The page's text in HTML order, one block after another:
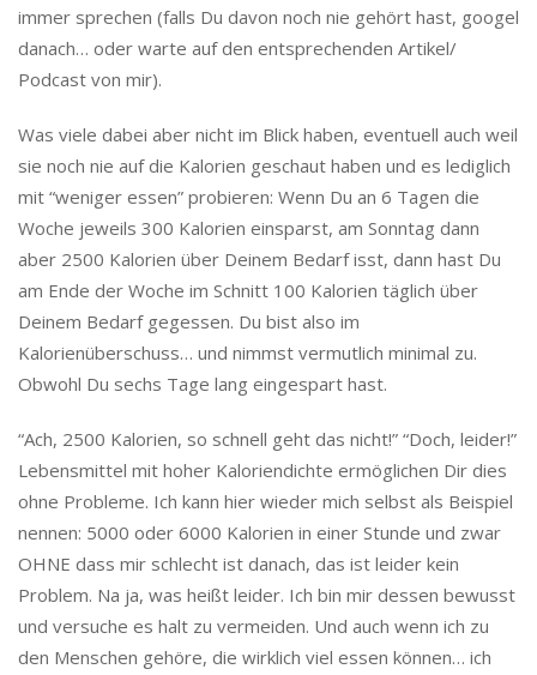
immer sprechen (falls Du davon noch nie gehört hast, googel
danach… oder warte auf den entsprechenden Artikel/
Podcast von mir).
Was viele dabei aber nicht im Blick haben, eventuell auch weil
sie noch nie auf die Kalorien geschaut haben und es lediglich
mit “weniger essen” probieren: Wenn Du an 6 Tagen die
Woche jeweils 300 Kalorien einsparst, am Sonntag dann
aber 2500 Kalorien über Deinem Bedarf isst, dann hast Du
am Ende der Woche im Schnitt 100 Kalorien täglich über
Deinem Bedarf gegessen. Du bist also im
Kalorienüberschuss… und nimmst vermutlich minimal zu.
Obwohl Du sechs Tage lang eingespart hast.
“Ach, 2500 Kalorien, so schnell geht das nicht!” “Doch, leider!”
Lebensmittel mit hoher Kaloriendichte ermöglichen Dir dies
ohne Probleme. Ich kann hier wieder mich selbst als Beispiel
nennen: 5000 oder 6000 Kalorien in einer Stunde und zwar
OHNE dass mir schlecht ist danach, das ist leider kein
Problem. Na ja, was heißt leider. Ich bin mir dessen bewusst
und versuche es halt zu vermeiden. Und auch wenn ich zu
den Menschen gehöre, die wirklich viel essen können… ich